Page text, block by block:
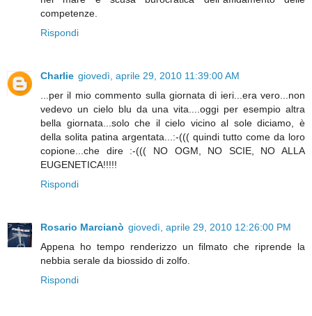
competenze.
Rispondi
Charlie giovedì, aprile 29, 2010 11:39:00 AM
...per il mio commento sulla giornata di ieri...era vero...non
vedevo un cielo blu da una vita....oggi per esempio altra
bella giornata...solo che il cielo vicino al sole diciamo, è
della solita patina argentata...:-((( quindi tutto come da loro
copione...che dire :-((( NO OGM, NO SCIE, NO ALLA
EUGENETICA!!!!!
Rispondi
Rosario Marcianò giovedì, aprile 29, 2010 12:26:00 PM
Appena ho tempo renderizzo un filmato che riprende la
nebbia serale da biossido di zolfo.
Rispondi